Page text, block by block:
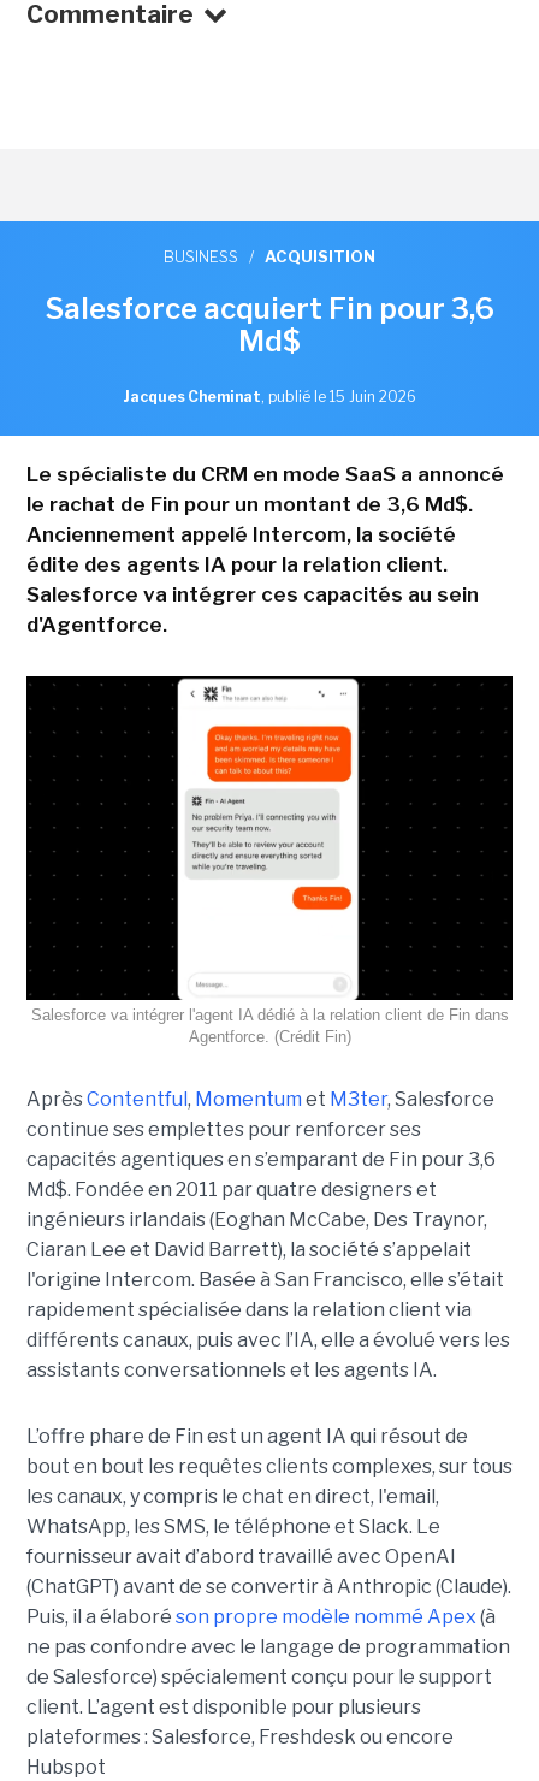
Commentaire
BUSINESS / ACQUISITION
Salesforce acquiert Fin pour 3,6
Md$
Jacques Cheminat, publié le 15 Juin 2026
Le spécialiste du CRM en mode SaaS a annoncé
le rachat de Fin pour un montant de 3,6 Md$.
Anciennement appelé Intercom, la société
édite des agents IA pour la relation client.
Salesforce va intégrer ces capacités au sein
d'Agentforce.
Salesforce va intégrer l'agent IA dédié à la relation client de Fin dans
Agentforce. (Crédit Fin)
AprèsContentful , Momentum et M3ter, Salesforce
continue ses emplettes pour renforcer ses
capacités agentiques en s’emparant de Fin pour 3,6
Md$. Fondée en 2011 par quatre designers et
ingénieurs irlandais (Eoghan McCabe, Des Traynor,
Ciaran Lee et David Barrett), la société s’appelait
l'origine Intercom. Basée à San Francisco, elle s’était
rapidement spécialisée dans la relation client via
différents canaux, puis avec l’IA, elle a évolué vers les
assistants conversationnels et les agents IA.
L’offre phare de Fin est un agent IA qui résout de
bout en bout les requêtes clients complexes, sur tous
les canaux, y compris le chat en direct, l'email,
WhatsApp, les SMS, le téléphone et Slack. Le
fournisseur avait d’abord travaillé avec OpenAI
(ChatGPT) avant de se convertir à Anthropic (Claude).
Puis, il a élaboré son propre modèle nommé Apex (à
ne pas confondre avec le langage de programmation
de Salesforce) spécialement conçu pour le support
client. L’agent est disponible pour plusieurs
plateformes : Salesforce, Freshdesk ou encore
Hubspot